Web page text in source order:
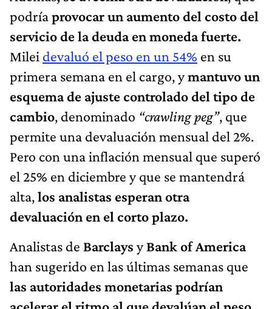
podríaprovocar un aumento del costo del
servicio de la deuda en moneda fuerte.
Milei devaluó el peso en un 54% en su
primera semana en el cargo, ymantuvo un
esquema de ajuste controlado del tipo de
cambio, denominado “crawling peg”, que
permite una devaluación mensual del 2%.
Pero con una inflación mensual que superó
el 25% en diciembre y que se mantendrá
alta,los analistas esperan otra
devaluación en el corto plazo.
Analistas de Barclays yBank of America
han sugerido en las últimas semanas que
las autoridades monetarias podrían